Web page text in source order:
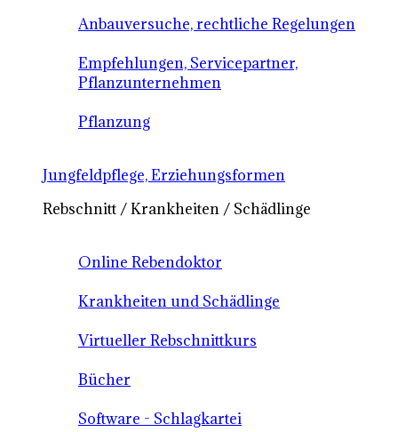
Anbauversuche, rechtliche Regelungen
Empfehlungen, Servicepartner,
Pflanzunternehmen
Pflanzung
Jungfeldpflege, Erziehungsformen
Rebschnitt / Krankheiten / Schädlinge
Online Rebendoktor
Krankheiten und Schädlinge
Virtueller Rebschnittkurs
Bücher
Software - Schlagkartei